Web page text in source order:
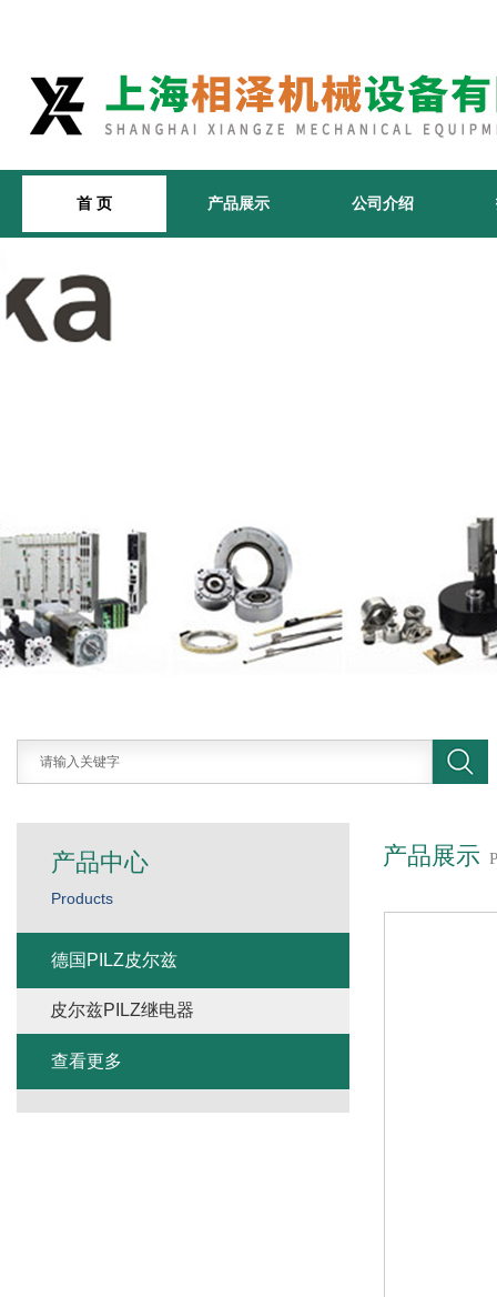
首 页 产品展示 公司介绍
产品展示
产品中心
Products
德国PILZ皮尔兹
皮尔兹PILZ继电器
查看更多